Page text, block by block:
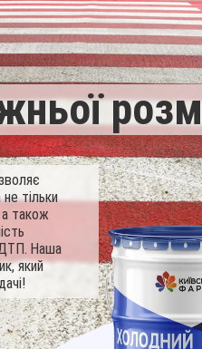
тільки
а також
ДТП. Наша
який